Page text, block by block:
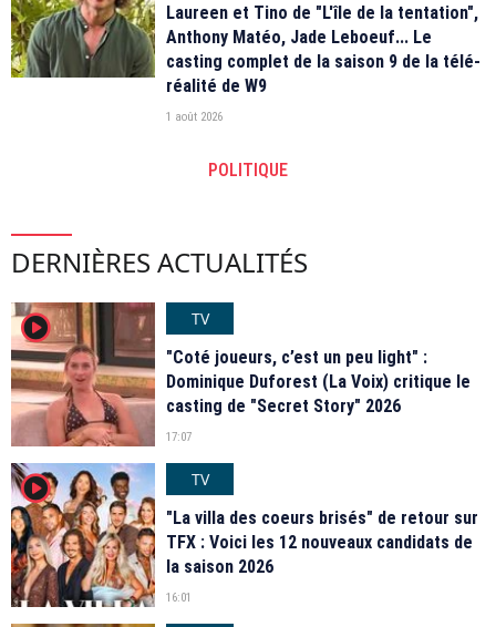
Laureen et Tino de "L'île de la tentation",
Anthony Matéo, Jade Leboeuf... Le
casting complet de la saison 9 de la télé-
réalité de W9
1 août 2026
POLITIQUE
DERNIÈRES ACTUALITÉS
player2
TV
"Coté joueurs, c’est un peu light" :
Dominique Duforest (La Voix) critique le
casting de "Secret Story" 2026
17:07
player2
TV
"La villa des coeurs brisés" de retour sur
TFX : Voici les 12 nouveaux candidats de
la saison 2026
16:01